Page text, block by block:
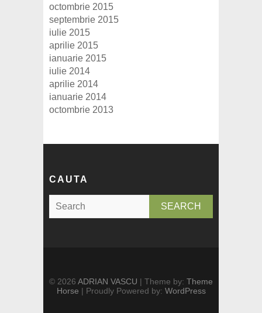
octombrie 2015
septembrie 2015
iulie 2015
aprilie 2015
ianuarie 2015
iulie 2014
aprilie 2014
ianuarie 2014
octombrie 2013
CAUTA
a
© 2026 ADRIAN VASCU | Theme by: Theme
Horse | Proudly Powered by: WordPress